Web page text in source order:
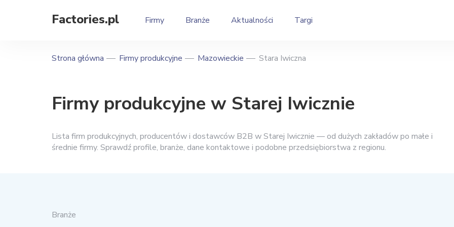
Factories.pl Firmy Branże Aktualności Targi
Strona główna Firmy produkcyjne Mazowieckie Stara Iwiczna
Firmy produkcyjne w Starej Iwicznie
Lista firm produkcyjnych, producentów i dostawców B2B w Starej Iwicznie — od dużych zakładów po małe i
średnie firmy. Sprawdź profile, branże, dane kontaktowe i podobne przedsiębiorstwa z regionu.
Branże